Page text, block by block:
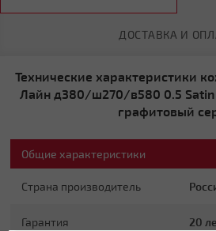
ДОСТАВКА И
Технические характеристики
Лайн д380/ш270/в580 0.5 Satin
графитовый
Общие характеристики
Страна производитель
Гарантия 20